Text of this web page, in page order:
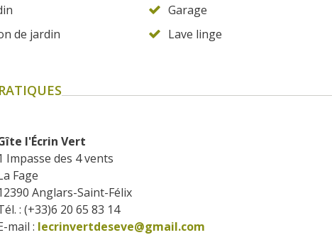
Garage
de jardin
Lave linge
l'Écrin Vert
Impasse des 4 vents
Fage
Anglars-Saint-Félix
: (+33)6 20 65 83 14
mail : lecrinvertdeseve@gmail.com